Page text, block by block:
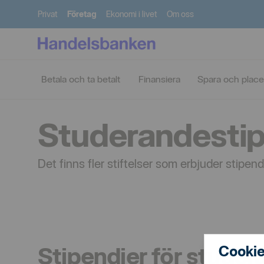
Privat Företag Ekonomi i livet Om oss
Betala och ta betalt Finansiera Spara och
placera
stipendier
Det finns fler stiftelser som erbjuder
Stipendier för